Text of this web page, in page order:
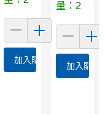
加入購物車
量：2
加入購物